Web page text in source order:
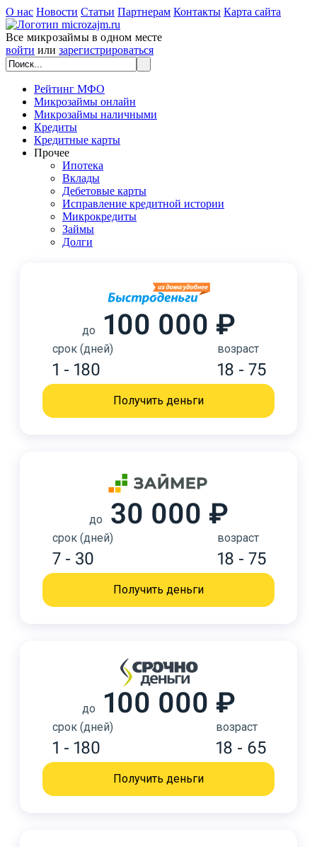
О нас Новости Статьи Партнерам Контакты Карта сайта
Все микрозаймы в одном месте
войти или зарегистрироваться
Рейтинг МФО
Микрозаймы онлайн
Микрозаймы наличными
Кредиты
Кредитные карты
Прочее
Ипотека
Вклады
Дебетовые карты
Исправление кредитной истории
Микрокредиты
Займы
Долги
до 100 000 ₽
срок (дней)
1 - 180
возраст
18 - 75
Получить деньги
до 30 000 ₽
срок (дней)
7 - 30
возраст
18 - 75
Получить деньги
до 100 000 ₽
срок (дней)
1 - 180
возраст
18 - 65
Получить деньги